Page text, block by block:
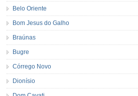
Belo Oriente
Bom Jesus do Galho
Braúnas
Bugre
Córrego Novo
Dionísio